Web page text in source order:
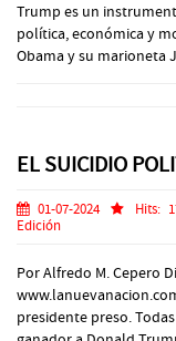
Trump es un
política, económica y
Obama y su marioneta
EL SUICIDIO
01-07-2024 Hits:
Edición
Por Alfredo M. Cepero
presidente preso.